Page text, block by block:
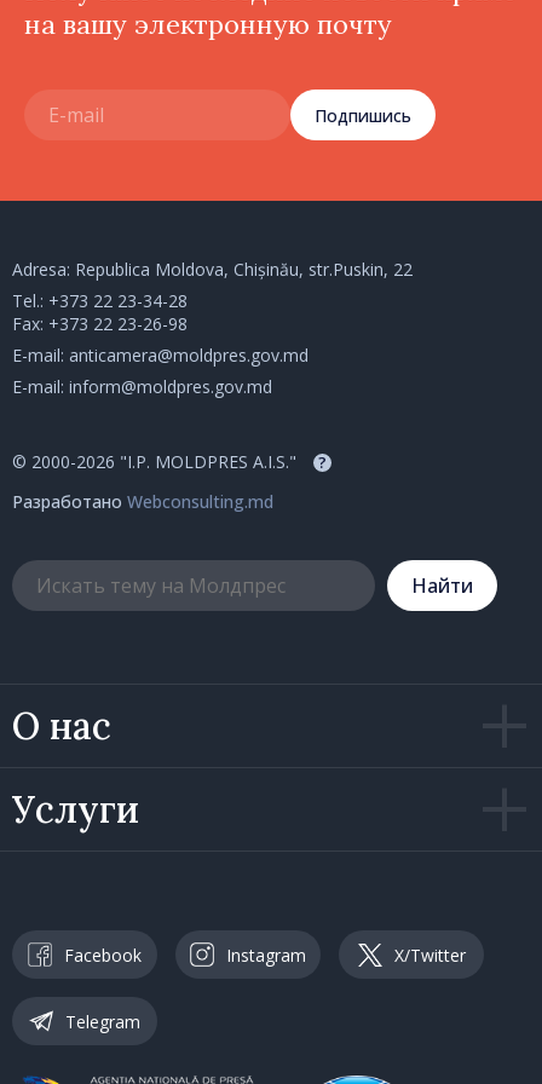
на вашу электронную почту
Подпишись
О нас
Услуги
Adresa: Republica Moldova, Chișinău, str.Puskin, 22
Tel.: +373 22 23-34-28
Fax: +373 22 23-26-98
E-mail: anticamera@moldpres.gov.md
E-mail: inform@moldpres.gov.md
© 2000-2026 "I.P. MOLDPRES A.I.S." ?
Разработано Webconsulting.md
Hайти
Facebook Instagram X/Twitter
Telegram